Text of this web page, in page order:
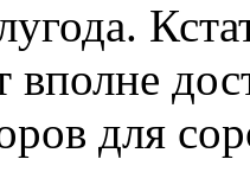
вполне
для